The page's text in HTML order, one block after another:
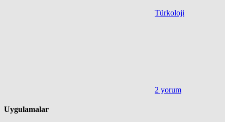
Türkoloji
2 yorum
Uygulamalar